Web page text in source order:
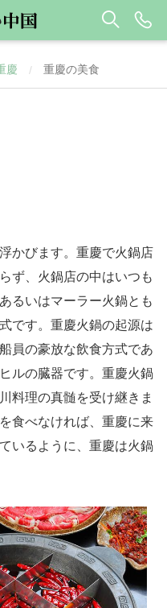
慶 / 重慶の美食
かびます。重慶で火鍋店
ず、火鍋店の中はいつも
るいはマーラー火鍋とも
です。重慶火鍋の起源は
員の豪放な飲食方式であ
ルの臓器です。重慶火鍋
料理の真髄を受け継きま
食べなければ、重慶に来
いるように、重慶は火鍋